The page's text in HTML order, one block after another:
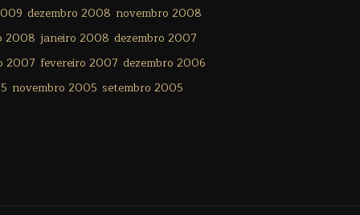
dezembro 2008 novembro 2008
2008 janeiro 2008 dezembro 2007
2007 fevereiro 2007 dezembro 2006
novembro 2005 setembro 2005